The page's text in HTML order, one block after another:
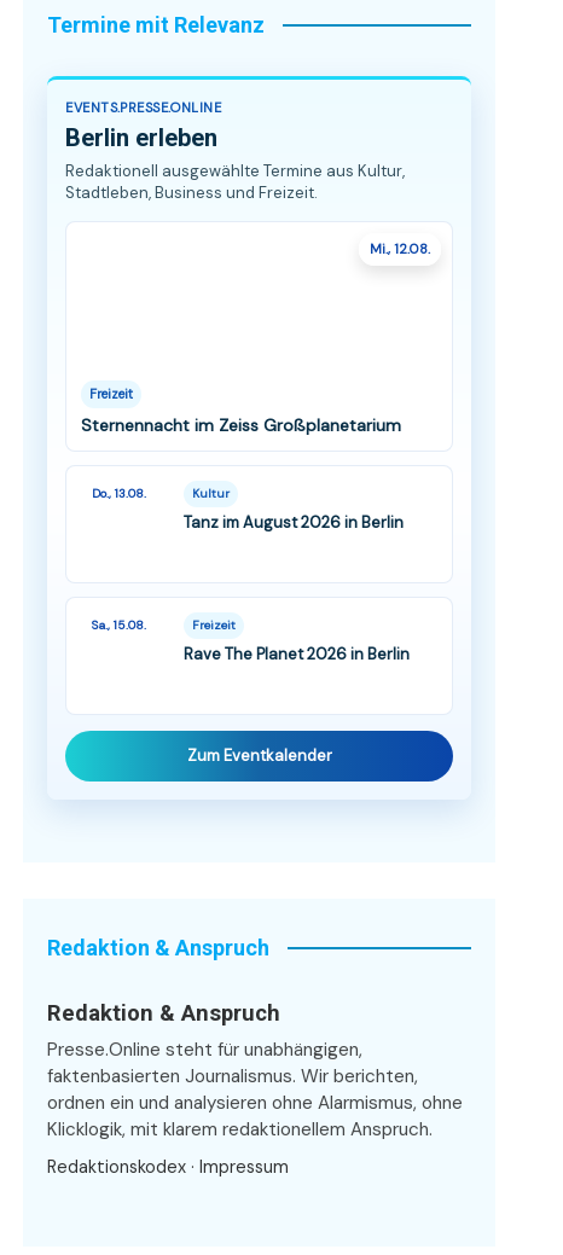
Termine mit Relevanz
EVENTS.PRESSE.ONLINE
Berlin erleben
Redaktionell ausgewählte Termine aus Kultur,
Stadtleben, Business und Freizeit.
Mi., 12.08.
Freizeit
Sternennacht im Zeiss Großplanetarium
Do., 13.08. Kultur
Tanz im August 2026 in Berlin
Sa., 15.08. Freizeit
Rave The Planet 2026 in Berlin
Zum Eventkalender
Redaktion & Anspruch
Redaktion & Anspruch
Presse.Online steht für unabhängigen,
faktenbasierten Journalismus. Wir berichten,
ordnen ein und analysieren ohne Alarmismus, ohne
Klicklogik, mit klarem redaktionellem Anspruch.
Redaktionskodex · Impressum